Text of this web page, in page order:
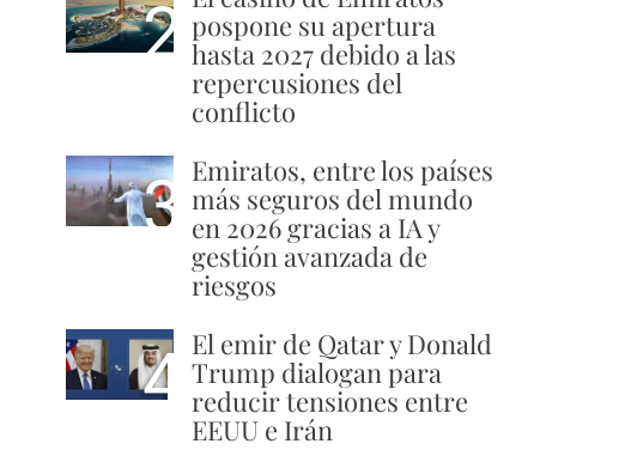
2 pospone su apertura
hasta 2027 debido a las
repercusiones del
conflicto
3 Emiratos, entre los países
más seguros del mundo
en 2026 gracias a IA y
gestión avanzada de
riesgos
4 El emir de Qatar y Donald
Trump dialogan para
reducir tensiones entre
EEUU e Irán